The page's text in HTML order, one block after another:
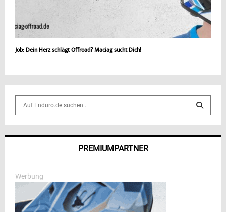
Job: Dein Herz schlägt Offroad? Maciag sucht Dich!
o
:
S
PREMIUMPARTNER
Werbung